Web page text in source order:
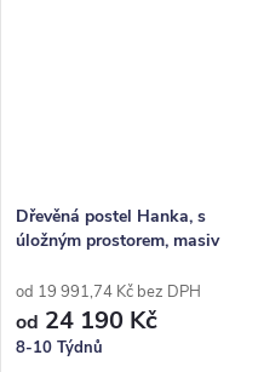
Dřevěná postel Hanka, s
úložným prostorem, masiv
od 19 991,74 Kč bez DPH
od 24 190 Kč
8-10 Týdnů